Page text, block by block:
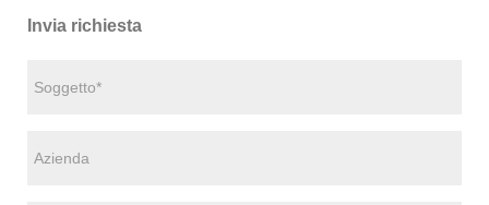
Invia richiesta